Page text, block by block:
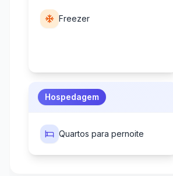
Freezer
Hospedagem
Quartos para pernoite